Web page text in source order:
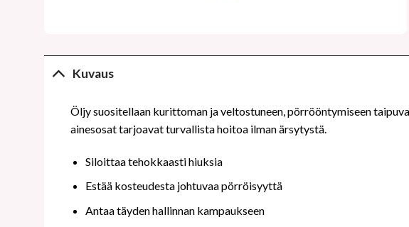
Kuvaus
Öljy suositellaan kurittoman ja veltostuneen, pörrööntymiseen
ainesosat tarjoavat turvallista hoitoa ilman ärsytystä.
Siloittaa tehokkaasti hiuksia
Estää kosteudesta johtuvaa pörröisyyttä
Antaa täyden hallinnan kampaukseen